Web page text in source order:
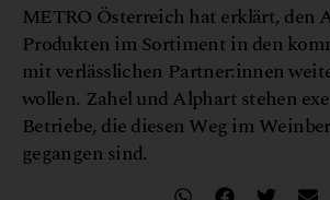
METRO Österreich hat erklärt, den
Produkten im Sortiment in den
mit verlässlichen Partner:innen
wollen. Zahel und Alphart stehen
Betriebe, die diesen Weg im
gegangen sind.